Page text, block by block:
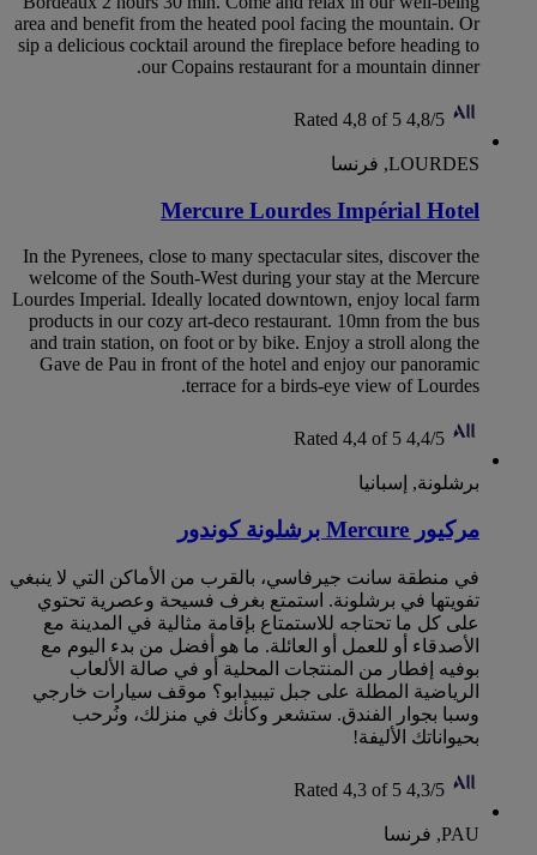
area and benefit from the heated pool facing the mountain. Or
sip a delicious cocktail around the fireplace before heading to
our Copains restaurant for a mountain dinner.
4,8/5
Rated 4,8 of 5
LOURDES, فرنسا
Mercure Lourdes Impérial Hotel
In the Pyrenees, close to many spectacular sites, discover the
welcome of the South-West during your stay at the Mercure
Lourdes Imperial. Ideally located downtown, enjoy local farm
products in our cozy art-deco restaurant. 10mn from the bus
and train station, on foot or by bike. Enjoy a stroll along the
Gave de Pau in front of the hotel and enjoy our panoramic
terrace for a birds-eye view of Lourdes.
4,4/5
Rated 4,4 of 5
برشلونة, إسبانيا
مركيور Mercure برشلونة كوندور
في منطقة سانت جيرفاسي، بالقرب من الأماكن التي لا ينبغي
تفويتها في برشلونة. استمتع بغرف فسيحة وعصرية تحتوي
على كل ما تحتاجه للاستمتاع بإقامة مثالية في المدينة مع
الأصدقاء أو للعمل أو العائلة. ما هو أفضل من بدء اليوم مع
بوفيه إفطار من المنتجات المحلية أو في صالة الألعاب
الرياضية المطلة على جبل تيبيدابو؟ موقف سيارات خارجي
وسبا بجوار الفندق. ستشعر وكأنك في منزلك، ونُرحب
بحيواناتك الأليفة!
4,3/5
Rated 4,3 of 5
PAU, فرنسا